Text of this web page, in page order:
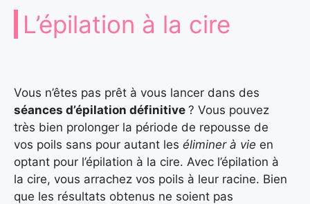
L’épilation à la cire
Vous n’êtes pas prêt à vous lancer dans des
séances d’épilation définitive ? Vous pouvez
très bien prolonger la période de repousse de
vos poils sans pour autant les éliminer à vie en
optant pour l’épilation à la cire. Avec l’épilation à
la cire, vous arrachez vos poils à leur racine. Bien
que les résultats obtenus ne soient pas